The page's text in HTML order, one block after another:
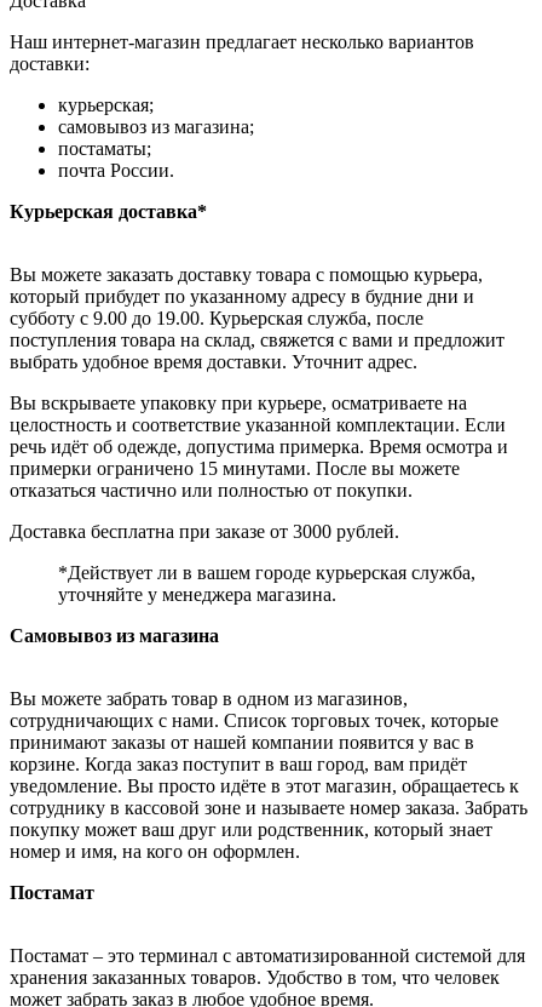
Наш интернет-магазин предлагает несколько вариантов
доставки:
курьерская;
самовывоз из магазина;
постаматы;
почта России.
Курьерская доставка*
Вы можете заказать доставку товара с помощью курьера,
который прибудет по указанному адресу в будние дни и
субботу с 9.00 до 19.00. Курьерская служба, после
поступления товара на склад, свяжется с вами и предложит
выбрать удобное время доставки. Уточнит адрес.
Вы вскрываете упаковку при курьере, осматриваете на
целостность и соответствие указанной комплектации. Если
речь идёт об одежде, допустима примерка. Время осмотра и
примерки ограничено 15 минутами. После вы можете
отказаться частично или полностью от покупки.
Доставка бесплатна при заказе от 3000 рублей.
*Действует ли в вашем городе курьерская служба,
уточняйте у менеджера магазина.
Самовывоз из магазина
Вы можете забрать товар в одном из магазинов,
сотрудничающих с нами. Список торговых точек, которые
принимают заказы от нашей компании появится у вас в
корзине. Когда заказ поступит в ваш город, вам придёт
уведомление. Вы просто идёте в этот магазин, обращаетесь к
сотруднику в кассовой зоне и называете номер заказа. Забрать
покупку может ваш друг или родственник, который знает
номер и имя, на кого он оформлен.
Постамат
Постамат – это терминал с автоматизированной системой для
хранения заказанных товаров. Удобство в том, что человек
может забрать заказ в любое удобное время.